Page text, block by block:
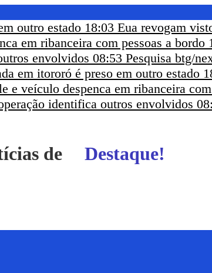
outro estado 18:03 Eua revogam
em ribanceira com pessoas a bordo
envolvidos 08:53 Pesquisa btg/
em itororó é preso em outro estado
e veículo despenca em ribanceira
identifica outros envolvidos
de Destaque!